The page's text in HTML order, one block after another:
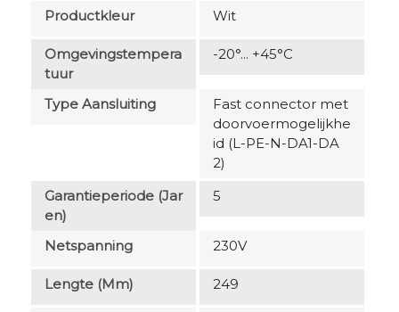
Productkleur Wit
Omgevingstempera
Tuur
-20°... +45°C
Type Aansluiting
Fast connector met
doorvoermogelijkhe
id (L-PE-N-DA1-DA
2)
Garantieperiode (jar
En)
5
Netspanning 230V
Lengte (mm) 249